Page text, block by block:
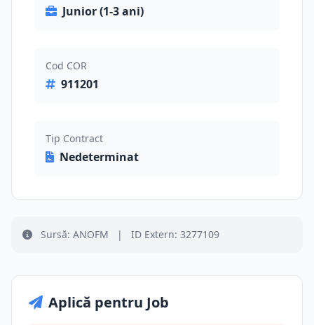
Junior (1-3 ani)
Cod COR
911201
Tip Contract
Nedeterminat
Sursă: ANOFM | ID Extern: 3277109
Aplică pentru Job